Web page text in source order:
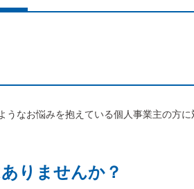
うなお悩みを抱えている個人事業主の方
りませんか？